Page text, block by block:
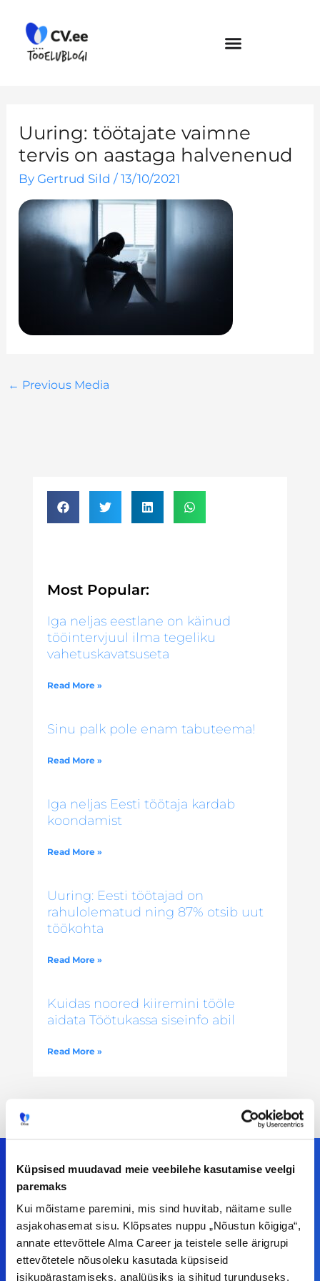
Küpsised muudavad meie veebilehe kasutamise veelgi
paremaks
Kui mõistame paremini, mis sind huvitab, näitame sulle
asjakohasemat sisu. Klõpsates nuppu „Nõustun kõigiga“,
annate ettevõttele Alma Career ja teistele selle ärigrupi
ettevõtetele nõusoleku kasutada küpsiseid
isikupärastamiseks, analüüsiks ja sihitud turunduseks.
content
Uuring: töötajate vaimne
tervis on aastaga halvenenud
By Gertrud Sild/13/10/2021
← Previous Media
Most Popular:
Iga neljas eestlane on käinud
tööintervjuul ilma tegeliku
vahetuskavatsuseta
Read More »
Sinu palk pole enam tabuteema!
Read More »
Iga neljas Eesti töötaja kardab
koondamist
Read More »
Uuring: Eesti töötajad on
rahulolematud ning 87% otsib uut
töökohta
Read More »
Kuidas noored kiiremini tööle
aidata Töötukassa siseinfo abil
Read More »
Meiega leiad!
Tööelublogi.ee lehelt leiad kõik vajaliku, et olla
kursis tööturu uudistega. Kui sul on
ettepanekuid erinevate teemade osas või soovid